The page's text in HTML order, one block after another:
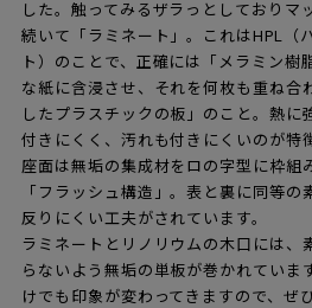
した。触ってみるザラっとしておりマ
続いて「ラミネート」。これはHPL（
ト）のことで、正確には「メラミン樹
な紙に含浸させ、それを何枚も重ね合
したプラスチックの板」のこと。熱に
付きにくく、汚れも付きにくいのが特
座面は無垢の集成材をロの字型に枠組
「フラッシュ構造」。表と裏に同等の
反りにくい工夫がされています。
ラミネートとリノリウムの木口には、
らないよう無垢の単板が巻かれていま
けでも印象が変わってきますので、ぜ